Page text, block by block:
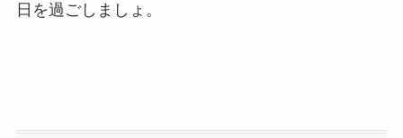
日を過ごしましょ。